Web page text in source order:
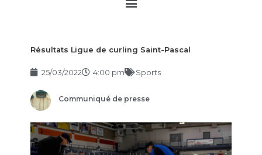
Résultats Ligue de curling Saint-Pascal
25/03/2022 4:00 pm Sports
Communiqué de presse